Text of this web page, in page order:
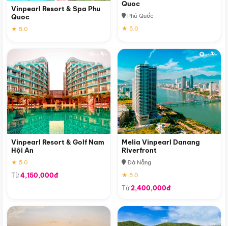
Vinpearl Resort & Spa Phu
Quoc
★ 5.0
Quoc
Phú Quốc
★ 5.0
Vinpearl Resort & Golf Nam
Hội An
★ 5.0
Từ4,150,000đ
Melia Vinpearl Danang
Riverfront
Đà Nẵng
★ 5.0
Từ2,400,000đ